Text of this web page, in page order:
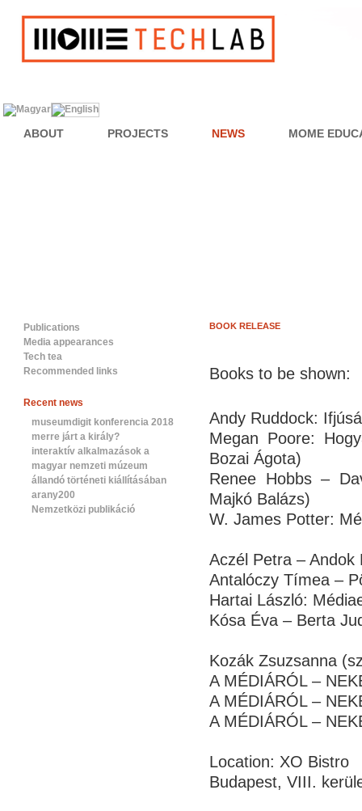
ABOUT PROJECTS NEWS MOME
Publications
Media appearances
Tech tea
Recommended links
Recent news
museumdigit konferencia 2018
merre járt a király?
interaktív alkalmazások a
magyar nemzeti múzeum
állandó történeti kiállításában
arany200
Nemzetközi publikáció
BOOK RELEASE
Books to be shown:
Andy Ruddock:
Megan Poore:
Bozai Ágota)
Renee Hobbs –
Majkó Balázs)
W. James Potter:
Aczél Petra – Andok
Antalóczy Tímea –
Hartai László:
Kósa Éva – Berta
Kozák Zsuzsanna
A MÉDIÁRÓL –
A MÉDIÁRÓL –
A MÉDIÁRÓL –
Location: XO Bistro
Budapest, VIII.